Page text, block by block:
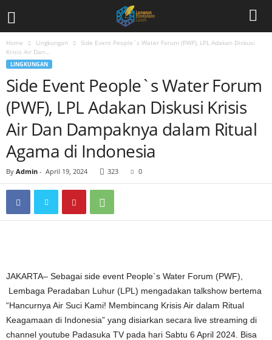
Home Lingkungan
Side Event People`s Water Forum (PWF), LPL Adakan Diskusi
Krisis Air Dan...
LINGKUNGAN
Side Event People`s Water Forum
(PWF), LPL Adakan Diskusi Krisis
Air Dan Dampaknya dalam Ritual
Agama di Indonesia
By Admin - April 19, 2024 323 0
JAKARTA– Sebagai side event People`s Water Forum (PWF),
Lembaga Peradaban Luhur (LPL) mengadakan talkshow bertema
“Hancurnya Air Suci Kami! Membincang Krisis Air dalam Ritual
Keagamaan di Indonesia” yang disiarkan secara live streaming di
channel youtube Padasuka TV pada hari Sabtu 6 April 2024. Bisa